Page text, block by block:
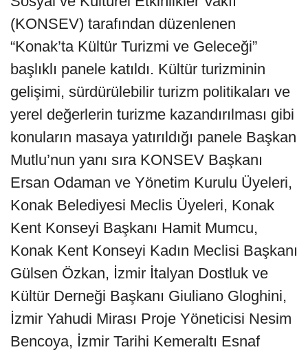
(KONSEV) tarafından düzenlenen
“Konak’ta Kültür Turizmi ve Geleceği”
başlıklı panele katıldı. Kültür turizminin
gelişimi, sürdürülebilir turizm politikaları ve
yerel değerlerin turizme kazandırılması gibi
konuların masaya yatırıldığı panele Başkan
Mutlu’nun yanı sıra KONSEV Başkanı
Ersan Odaman ve Yönetim Kurulu Üyeleri,
Konak Belediyesi Meclis Üyeleri, Konak
Kent Konseyi Başkanı Hamit Mumcu,
Konak Kent Konseyi Kadın Meclisi Başkanı
Gülsen Özkan, İzmir İtalyan Dostluk ve
Kültür Derneği Başkanı Giuliano Gloghini,
İzmir Yahudi Mirası Proje Yöneticisi Nesim
Bencoya, İzmir Tarihi Kemeraltı Esnaf